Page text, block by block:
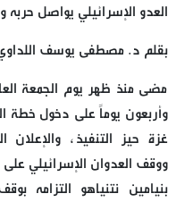
العدو الإسرائيلي يواصل
بقلم د. مصطفى يوسف
مضى منذ ظهر يوم الجمعة
وأربعون يوماً على دخول خطة
غزة حيز التنفيذ،
ووقف العدوان الإسرائيلي
بنيامين نتنياهو التزامه